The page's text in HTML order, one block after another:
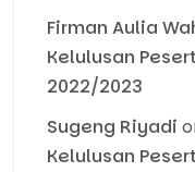
Firman Aulia
Kelulusan
2022/2023
Sugeng Riyadi
Kelulusan